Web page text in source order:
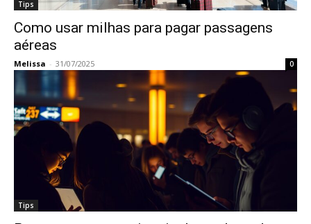
Tips
Como usar milhas para pagar passagens
aéreas
Melissa - 31/07/2025 0
Tips